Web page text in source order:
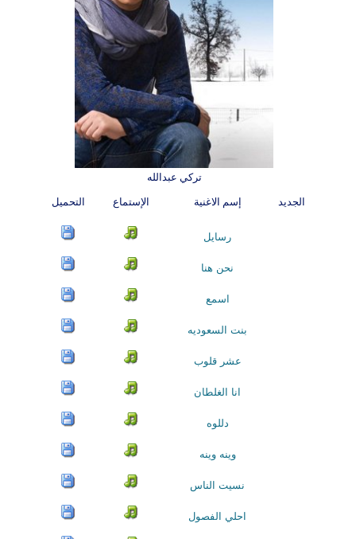
تركي عبدالله
الجديد إسم الاغنية الإستماع التحميل
رسايل
نحن هنا
اسمع
بنت السعوديه
عشر قلوب
انا الغلطان
دللوه
وينه وينه
نسيت الناس
احلي الفصول